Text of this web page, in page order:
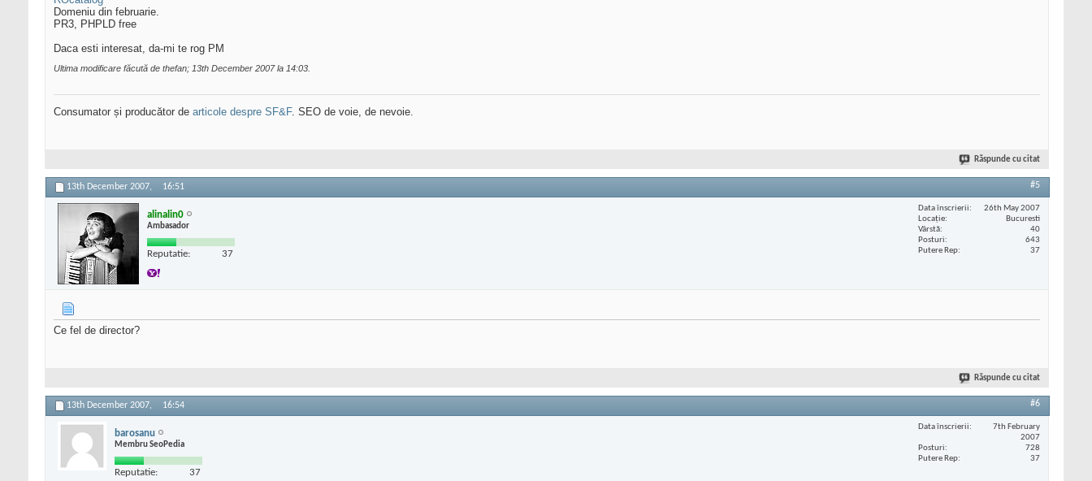
Domeniu din februarie.
PR3, PHPLD free
Daca esti interesat, da-mi te rog PM
Ultima modificare făcută de thefan; 13th December 2007 la 14:03
Consumator și producător de articole despre SF&F. SEO de voie, de nevoie.
Răspunde cu citat
13th December 2007, 16:51 #5
alinalin0
Ambasador
Reputatie: 37
Data înscrierii
26th May 2007
Locaţie
Bucuresti
Vârstă
40
Posturi
643
Putere Rep
37
Ce fel de director?
Răspunde cu citat
13th December 2007, 16:54 #6
barosanu
Membru SeoPedia
Reputatie: 37
Data înscrierii
7th February
2007
Posturi
728
Putere Rep
37